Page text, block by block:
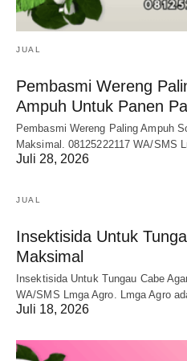
JUAL
Pembasmi Wereng
Ampuh Untuk Panen
Pembasmi Wereng Paling Ampuh
Maksimal. 08125222117 WA/SMS
Juli 28, 2026
JUAL
Insektisida Untuk
Maksimal
Insektisida Untuk Tungau Cabe
WA/SMS Lmga Agro. Lmga Agro
Juli 18, 2026